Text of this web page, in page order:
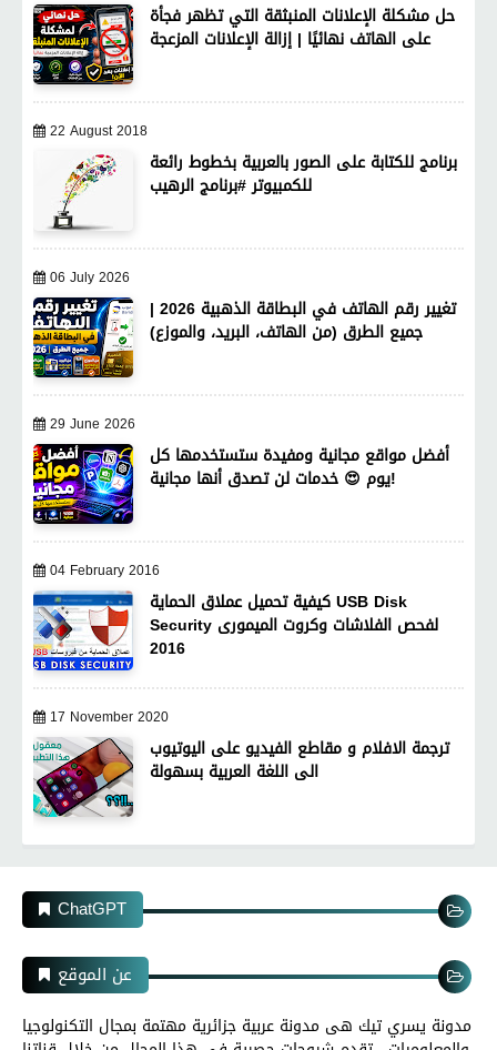
حل مشكلة الإعلانات المنبثقة التي تظهر فجأة
على الهاتف نهائيًا | إزالة الإعلانات المزعجة
22 August 2018
برنامج للكتابة على الصور بالعربية بخطوط رائعة
للكمبيوتر #برنامج الرهيب
06 July 2026
تغيير رقم الهاتف في البطاقة الذهبية 2026 |
جميع الطرق (من الهاتف، البريد، والموزع)
29 June 2026
أفضل مواقع مجانية ومفيدة ستستخدمها كل
يوم 😍 خدمات لن تصدق أنها مجانية!
04 February 2016
كيفية تحميل عملاق الحماية USB Disk
Security لفحص الفلاشات وكروت الميمورى
2016
17 November 2020
ترجمة الافلام و مقاطع الفيديو على اليوتيوب
الى اللغة العربية بسهولة
ChatGPT
عن الموقع
مدونة يسري تيك هى مدونة عربية جزائرية مهتمة بمجال التكنولوجيا